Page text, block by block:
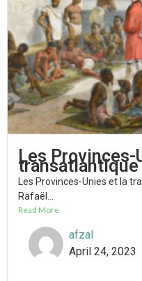
Les
transatlantique
Les Provinces-Unies et la
Rafaël...
Read More
afzal
April 24, 2023